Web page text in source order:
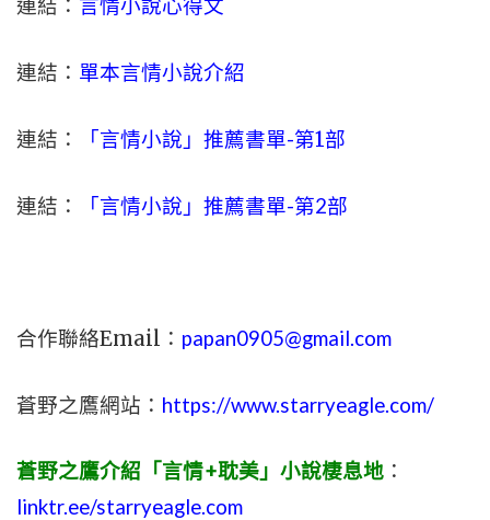
連結： 言情小說心得文
連結： 單本言情小說介紹
連結： 「言情小說」推薦書單-第1部
連結： 「言情小說」推薦書單-第2部
合作聯絡Email： papan0905@gmail.com
蒼野之鷹網站： https://www.starryeagle.com/
蒼野之鷹介紹「言情+耽美」小說棲息地 ：
linktr.ee/starryeagle.com